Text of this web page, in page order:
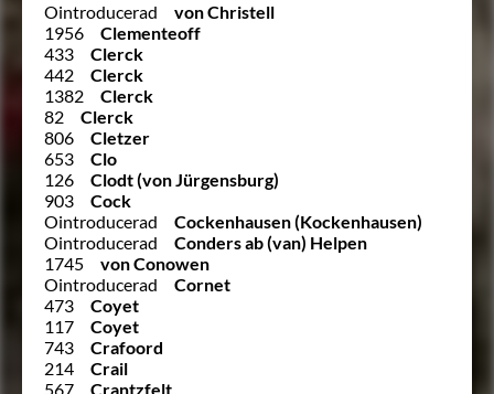
Ointroducerad
von Christell
1956
Clementeoff
433
Clerck
442
Clerck
1382
Clerck
82
Clerck
806
Cletzer
653
Clo
126
Clodt (von Jürgensburg)
903
Cock
Ointroducerad
Cockenhausen (Kockenhausen)
Ointroducerad
Conders ab (van) Helpen
1745
von Conowen
Ointroducerad
Cornet
473
Coyet
117
Coyet
743
Crafoord
214
Crail
567
Crantzfelt